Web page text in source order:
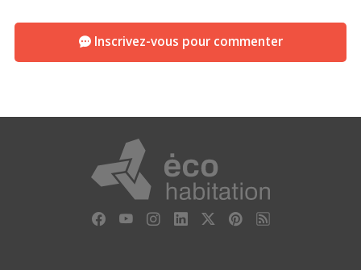
Inscrivez-vous pour commenter